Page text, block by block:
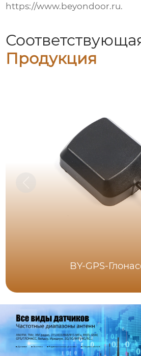
https://www.beyondoor.ru.
Продукция
BY-GPS-